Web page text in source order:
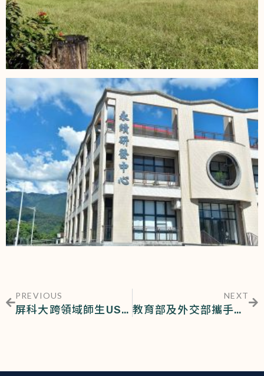
PREVIOUS
屏科大跨領域師生USR團隊泰安國小推出暑期營隊系列活動
NEXT
教育部及外交部攜手屏科大再度辦理「非洲菁英人才培育短期訓練班」